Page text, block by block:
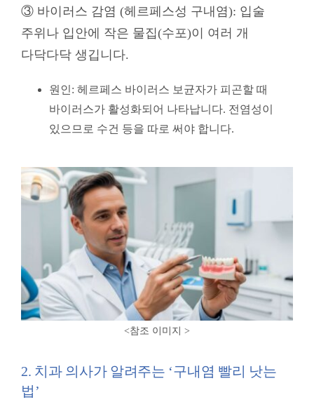
③ 바이러스 감염 (헤르페스성 구내염): 입술
주위나 입안에 작은 물집(수포)이 여러 개
다닥다닥 생깁니다.
원인: 헤르페스 바이러스 보균자가 피곤할 때
바이러스가 활성화되어 나타납니다. 전염성이
있으므로 수건 등을 따로 써야 합니다.
<참조 이미지 >
2. 치과 의사가 알려주는 ‘구내염 빨리 낫는
법’